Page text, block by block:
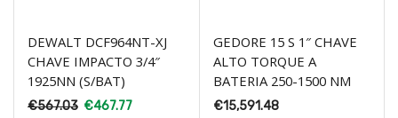
DEWALT DCF964NT-XJ
CHAVE IMPACTO 3/4″
1925NN (S/BAT)
€567.03 €467.77
GEDORE 15 S 1″ CHAVE
ALTO TORQUE A
BATERIA 250-1500 NM
€15,591.48